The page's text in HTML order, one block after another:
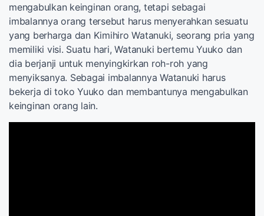
mengabulkan keinginan orang, tetapi sebagai
imbalannya orang tersebut harus menyerahkan sesuatu
yang berharga dan Kimihiro Watanuki, seorang pria yang
memiliki visi. Suatu hari, Watanuki bertemu Yuuko dan
dia berjanji untuk menyingkirkan roh-roh yang
menyiksanya. Sebagai imbalannya Watanuki harus
bekerja di toko Yuuko dan membantunya mengabulkan
keinginan orang lain.